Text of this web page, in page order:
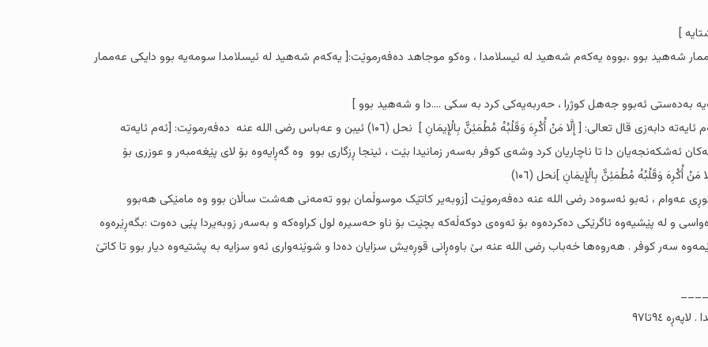
]
شەهید بوو ،بووە یەکەم شەهید لە ئیسلامدا ، وەکو موجاهد دەفەرموێت:[ یەکەم شەهید لە ئیسلامدا سومەیە بوو دایکی عەممار
بەدەستی ئەبوو جەهل کوژرا ، حەربەیەکی کرد بە سکی ....دا و شەهید بوو ]
، هەر سەبارەت بە ئەشکەنجە دانی عەمار رضی اللە عنە ئەم ئایەتە دابەزی قال تعالی: [ إِلَّا مَنْ أُكْرِهَ وَقَلْبُهُ مُطْمَئِنٌّ بِالْإِيمَانِ ] نحل (۱۰٦) ئیبن و عەباس رضی اللە عنە دەفەرموێت: [ئەم ئایەتە
ئەشکەنجەیان دا تا ناچاریان کرد وشەی کوفر بەسەر زمانیدا بێت ، ئینجا ڕزگاری بوو وە گەڕایەوە بۆ لای پێغەمبەر و عوزری بۆ
أُكْرِهَ وَقَلْبُهُ مُطْمَئِنٌّ بِالْإِيمَانِ ]نحل (۱۰٦)
عەوام ، ئەبو ئەسوەد رضی اللە عنە دەفەرموێت [زوبەیر کاتێک موسوڵمان بوو تەمەنی هەشت ساڵان بوو وە مامێکی هەبوو
و لە پێشیەوە ئاگرێکی دەکردەوە بۆ ئەوەی دوکەڵەکە بچێت بۆ ناو حەسیرە لول کراوەکە و بەسەر زوبەیردا پێی دەوت :بگەڕێرەوە
سەر کوفر . هەروەها خەباب رضی اللە عنە بێ باوەڕانی قوڕەیش سزایان دەدا و شوێنەواری ئەو سزایە بە پشتیەوە دیار بوو تا کاتێ
۹٤تا۹۷